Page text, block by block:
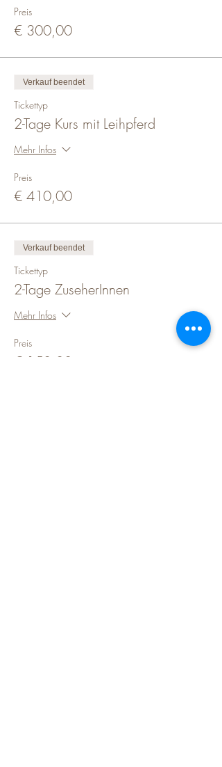
Preis
€ 300,00
Verkauf beendet
Tickettyp
2-Tage Kurs mit Leihpferd
Mehr Infos
Preis
€ 410,00
Verkauf beendet
Tickettyp
2-Tage ZuseherInnen
Mehr Infos
Preis
€ 150,00